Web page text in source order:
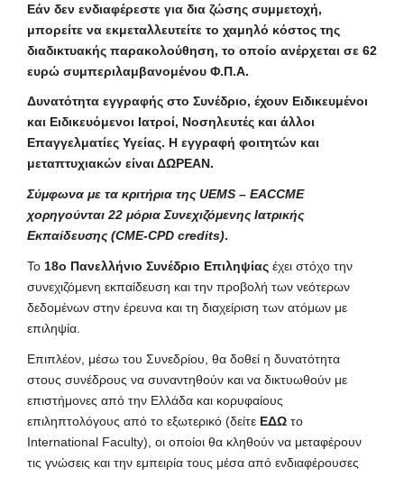
Εάν δεν ενδιαφέρεστε για δια ζώσης συμμετοχή,
μπορείτε να εκμεταλλευτείτε το χαμηλό κόστος της
διαδικτυακής παρακολούθηση, το οποίο ανέρχεται σε 62
ευρώ συμπεριλαμβανομένου Φ.Π.Α.
Δυνατότητα εγγραφής στο Συνέδριο, έχουν Ειδικευμένοι
και Ειδικευόμενοι Ιατροί, Νοσηλευτές και άλλοι
Επαγγελματίες Υγείας. Η εγγραφή φοιτητών και
μεταπτυχιακών είναι ΔΩΡΕΑΝ.
Σύμφωνα με τα κριτήρια της UEMS – EACCME
χορηγούνται 22 μόρια Συνεχιζόμενης Ιατρικής
Εκπαίδευσης (CME-CPD credits).
Το 18ο Πανελλήνιο Συνέδριο Επιληψίας έχει στόχο την
συνεχιζόμενη εκπαίδευση και την προβολή των νεότερων
δεδομένων στην έρευνα και τη διαχείριση των ατόμων με
επιληψία.
Επιπλέον, μέσω του Συνεδρίου, θα δοθεί η δυνατότητα
στους συνέδρους να συναντηθούν και να δικτυωθούν με
επιστήμονες από την Ελλάδα και κορυφαίους
επιληπτολόγους από το εξωτερικό (δείτε ΕΔΩ το
International Faculty), οι οποίοι θα κληθούν να μεταφέρουν
τις γνώσεις και την εμπειρία τους μέσα από ενδιαφέρουσες